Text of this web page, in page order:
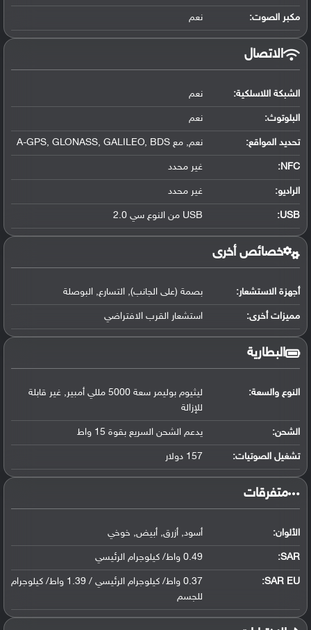
مكبر الصوت: نعم
الاتصال
الشبكة اللاسلكية: نعم
البلوتوث: نعم
تحديد المواقع: نعم, مع A-GPS, GLONASS, GALILEO, BDS
NFC
: غير محدد
الراديو: غير محدد
USB
: USB من النوع سي 2.0
خصائص أخرى
أجهزة الاستشعار: بصمة (على الجانب), التسارع, البوصلة
مميزات أخرى: استشعار القرب الافتراضي
البطارية
النوع والسعة:
ليثيوم بوليمر سعة 5000 مللي أمبير, غير قابلة
للإزالة
الشحن: يدعم الشحن السريع بقوة 15 واط
تشغيل الصوتيات: 157 دولار
‏متفرقات‏
الألوان: أسود, أزرق, أبيض, خوخي
SAR
: 0.49 واط/ كيلوجرام الرئيسي
SAR EU:
0.37 واط/ كيلوجرام الرئيسي / 1.39 واط/ كيلوجرام
للجسم